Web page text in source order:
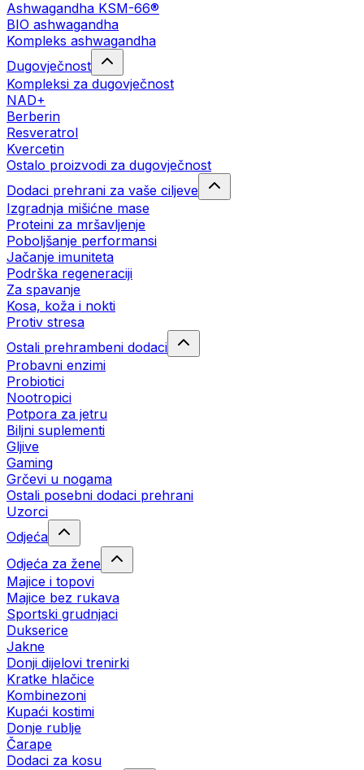
Ashwagandha KSM-66®
BIO ashwagandha
Kompleks ashwagandha
Dugovječnost
Kompleksi za dugovječnost
NAD+
Berberin
Resveratrol
Kvercetin
Ostalo proizvodi za dugovječnost
Dodaci prehrani za vaše ciljeve
Izgradnja mišićne mase
Proteini za mršavljenje
Poboljšanje performansi
Jačanje imuniteta
Podrška regeneraciji
Za spavanje
Kosa, koža i nokti
Protiv stresa
Ostali prehrambeni dodaci
Probavni enzimi
Probiotici
Nootropici
Potpora za jetru
Biljni suplementi
Gljive
Gaming
Grčevi u nogama
Ostali posebni dodaci prehrani
Uzorci
Odjeća
Odjeća za žene
Majice i topovi
Majice bez rukava
Sportski grudnjaci
Dukserice
Jakne
Donji dijelovi trenirki
Kratke hlačice
Kombinezoni
Kupaći kostimi
Donje rublje
Čarape
Dodaci za kosu